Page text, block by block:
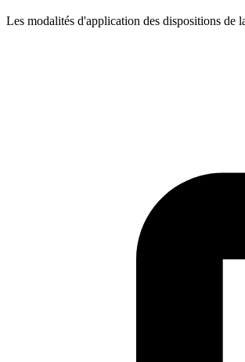
Les modalités d'application des dispositions de